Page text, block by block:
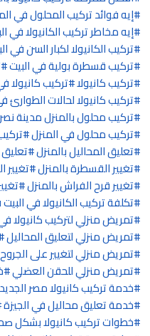
إيه فوائد تركيب المحلول في
إيه مخاطر تركيب الكانيولا في
تركيب الكانيولا لكبار السن في
تركيب قسطرة بولية في البيت
تركيب كانيولا تركيب كانيولا
تركيب كانيولا لحالات الطوارئ
تركيب محلول بالمنزل مدينة نصر
تركيب محلول في المنزل
تعليق المحاليل بالمنزل
تغيير القسطرة بالمنزل تغيير
تغيير قرح الفراش بالمنزل
تكلفة تركيب الكانيولا في
تمريض منزلي لتركيب كانيولا
تمريض منزلي لتعليق المحاليل
تمريض منزلي لتغيير على الجروح
تمريض منزلي للحقن العضلي
خدمة تركيب كانيولا مصر
خدمة تعليق محاليل في الجيزة
خطوات تركيب كانيولا بشكل